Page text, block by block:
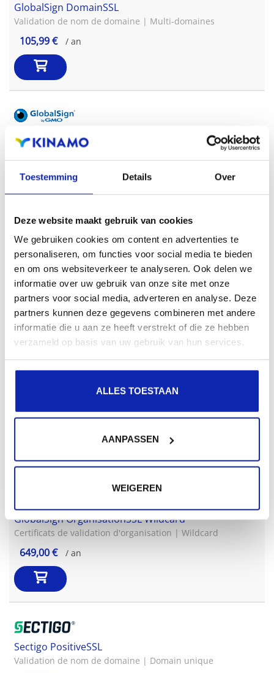
Toestemming Details Over
Deze website maakt gebruik van cookies
We gebruiken cookies om content en advertenties te
personaliseren, om functies voor social media te bieden
en om ons websiteverkeer te analyseren. Ook delen we
informatie over uw gebruik van onze site met onze
partners voor social media, adverteren en analyse. Deze
partners kunnen deze gegevens combineren met andere
informatie die u aan ze heeft verstrekt of die ze hebben
verzameld op basis van uw gebruik van hun services.
ALLES TOESTAAN
AANPASSEN
WEIGEREN
GlobalSign DomainSSL
Validation de nom de domaine | Multi-domaines
105,99 € / an
GlobalSign DomainSSL Wildcard
Validation de nom de domaine | Wildcard
GlobalSign ExtendedSSL
Certificats de validation étendue | Domain unique
449,00 € / an
GlobalSign OrganisationSSL
GlobalSign OrganisationSSL Wildcard
Certificats de validation d'organisation | Wildcard
649,00 € / an
Sectigo PositiveSSL
Validation de nom de domaine | Domain unique